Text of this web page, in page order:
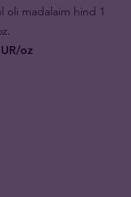
oli madalaim hind 1
oz